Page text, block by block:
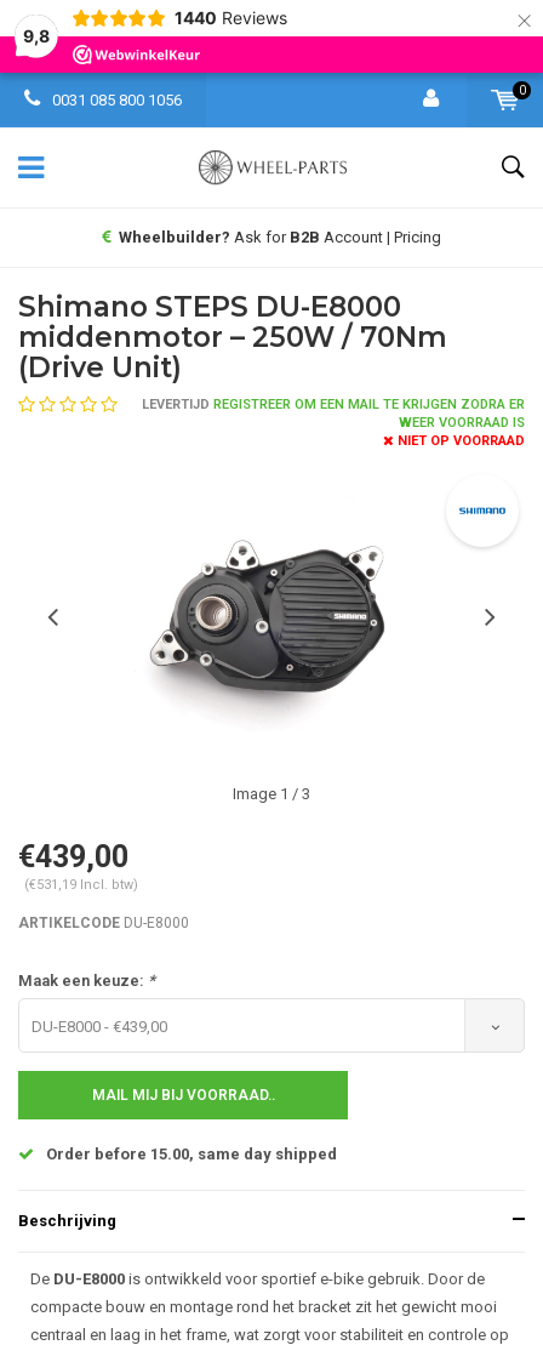
9,8
1440 Reviews ×
0031 085 800 1056
0
Wheelbuilder? Ask for B2B Account | Pricing
Shimano STEPS DU-E8000
middenmotor – 250W / 70Nm
(Drive Unit)
LEVERTIJD REGISTREER OM EEN MAIL TE KRIJGEN ZODRA ER
WEER VOORRAAD IS
NIET OP VOORRAAD
Image 1 / 3
€439,00
(€531,19 Incl. btw)
ARTIKELCODE DU-E8000
Maak een keuze: *
DU-E8000 - €439,00
MAIL MIJ BIJ VOORRAAD..
Order before 15.00, same day shipped
Beschrijving
De DU-E8000 is ontwikkeld voor sportief e-bike gebruik. Door de
compacte bouw en montage rond het bracket zit het gewicht mooi
centraal en laag in het frame, wat zorgt voor stabiliteit en controle op